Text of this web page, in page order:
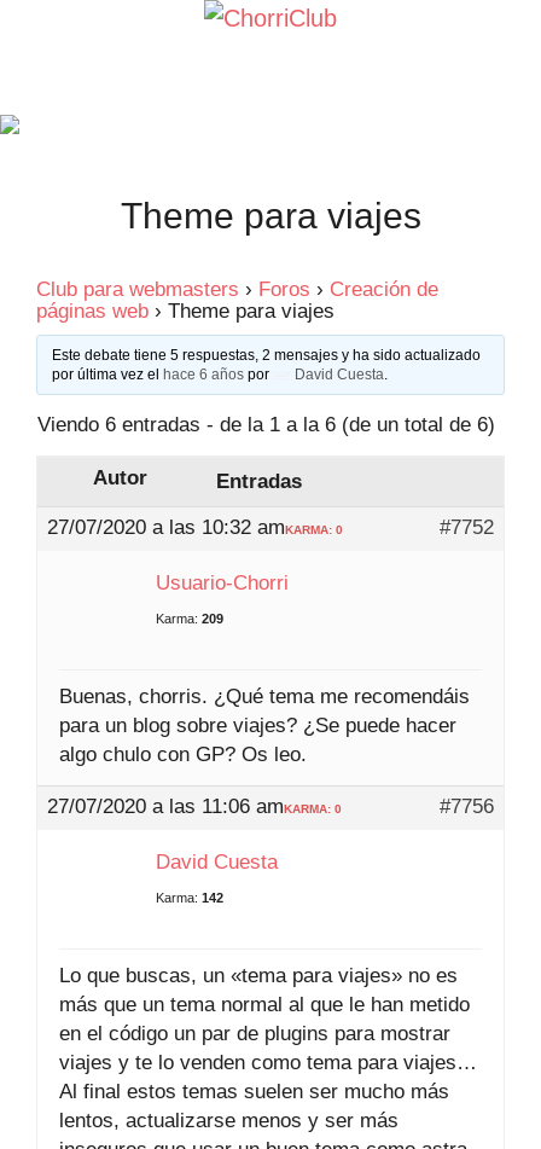
Theme para viajes
Club para webmasters › Foros › Creación de
páginas web › Theme para viajes
Este debate tiene 5 respuestas, 2 mensajes y ha sido actualizado
por última vez el
hace 6 años por David Cuesta.
Viendo 6 entradas - de la 1 a la 6 (de un total de 6)
Autor
Entradas
27/07/2020 a las 10:32 am
#7752
KARMA: 0
Usuario-Chorri
Karma: 209
Buenas, chorris. ¿Qué tema me recomendáis
para un blog sobre viajes? ¿Se puede hacer
algo chulo con GP? Os leo.
27/07/2020 a las 11:06 am #7756
KARMA: 0
David Cuesta
Karma: 142
Lo que buscas, un «tema para viajes» no es
más que un tema normal al que le han metido
en el código un par de plugins para mostrar
viajes y te lo venden como tema para viajes…
Al final estos temas suelen ser mucho más
lentos, actualizarse menos y ser más